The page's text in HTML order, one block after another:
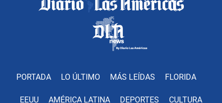
PORTADA LO ÚLTIMO MÁS LEÍDAS FLORIDA
EEUU AMÉRICA LATINA DEPORTES CULTURA